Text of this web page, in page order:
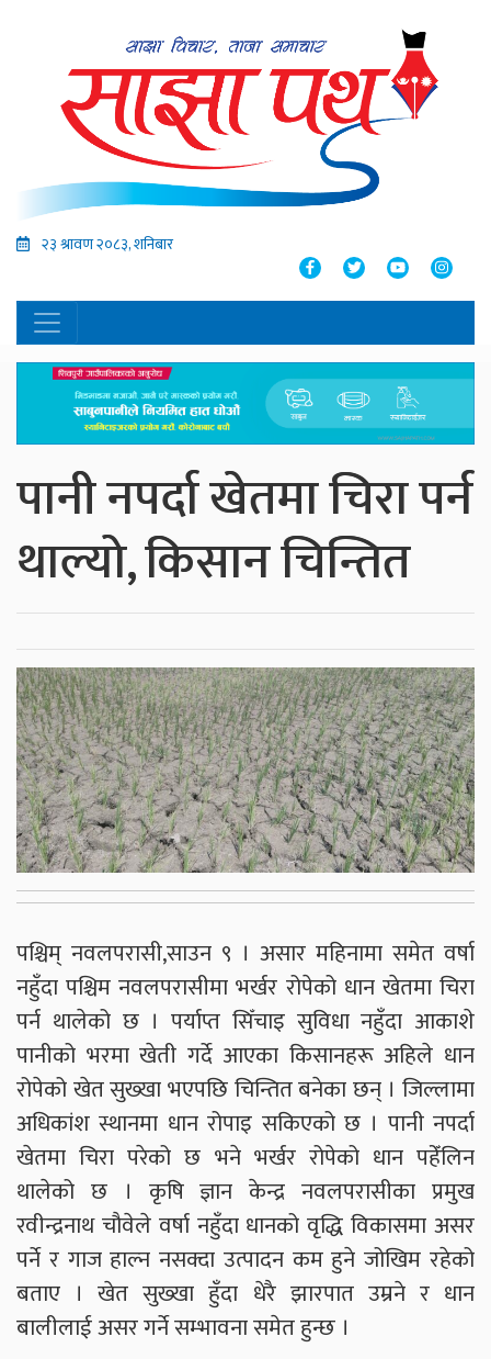
२३ श्रावण २०८३, शनिबार
पानी नपर्दा खेतमा चिरा पर्न
थाल्यो, किसान चिन्तित
पश्चिम् नवलपरासी,साउन ९ । असार महिनामा समेत वर्षा
नहुँदा पश्चिम नवलपरासीमा भर्खर रोपेको धान खेतमा चिरा
पर्न थालेको छ । पर्याप्त सिँचाइ सुविधा नहुँदा आकाशे
पानीको भरमा खेती गर्दे आएका किसानहरू अहिले धान
रोपेको खेत सुख्खा भएपछि चिन्तित बनेका छन् । जिल्लामा
अधिकांश स्थानमा धान रोपाइ सकिएको छ । पानी नपर्दा
खेतमा चिरा परेको छ भने भर्खर रोपेको धान पहेँलिन
थालेको छ । कृषि ज्ञान केन्द्र नवलपरासीका प्रमुख
रवीन्द्रनाथ चौवेले वर्षा नहुँदा धानको वृद्धि विकासमा असर
पर्ने र गाज हाल्न नसक्दा उत्पादन कम हुने जोखिम रहेको
बताए । खेत सुख्खा हुँदा धेरै झारपात उम्रने र धान
बालीलाई असर गर्ने सम्भावना समेत हुन्छ ।